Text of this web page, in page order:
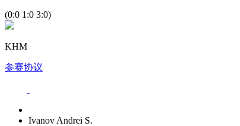
(0:0 1:0 3:0)
KHM
参赛协议
Ivanov Andrei S.